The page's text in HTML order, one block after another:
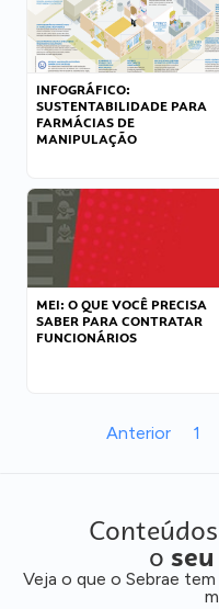
INFOGRÁFICO:
SUSTENTABILIDADE PARA
FARMÁCIAS DE
MANIPULAÇÃO
MEI: O QUE VOCÊ PRECISA
SABER PARA CONTRATAR
FUNCIONÁRIOS
Anterior 1
o
Veja o que o Sebrae